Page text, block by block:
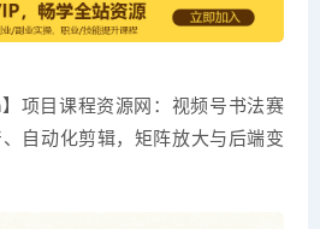
】项目课程资源网：视频号书法赛
自动化剪辑，矩阵放大与后端变